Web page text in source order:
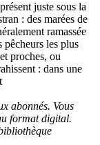
juste sous la
: des marées de
ramassée
pêcheurs les plus
proches, ou
: dans une
abonnés. Vous
format digital.